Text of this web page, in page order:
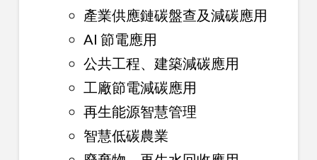
產業供應鏈碳盤查及減碳應用
AI 節電應用
公共工程、建築減碳應用
工廠節電減碳應用
再生能源智慧管理
智慧低碳農業